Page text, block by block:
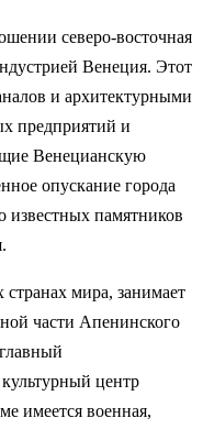
северо-восточная
Венеция. Этот
и архитектурными
предприятий и
Венецианскую
опускание города
известных памятников
мира, занимает
части Апенинского
центр
имеется военная,